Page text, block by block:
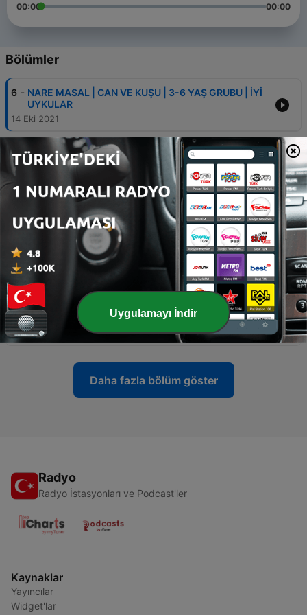
00:00 00:00
Bölümler
6 - NARE MASAL | CAN VE KUŞU | 3-6 YAŞ GRUBU | İYİ
UYKULAR
14 Eki 2021
02 | PULLU MERAK EDİYOR -DENİZATI | 0-6 YAŞ
MASAL | İYİ UYKULAR
09 Eyl 2021
4
01 | PULLU MERAK EDİYOR | DENİZ KESTANESİ | 0-6
YAŞ GRUBU | İYİ UYKULAR
09 Eyl 2021
3 - 03 | KAPLUMBAĞA AİLESİ - KAPLİŞ PİKNİĞE
GİDİYOR | 0-3 YAŞ GRUBU | İYİ UYKULAR
2 - 02 | KAPLUMBAĞA AİLESİ-KAPLİŞ KURABİYE
YAPIYOR | 0-6 YAŞ GRUBU | NARE MASAL
07 Eyl 2021
Daha fazla bölüm göster
Radyo
Radyo İstasyonları ve Podcast'ler
Kaynaklar
Yayıncılar
Widget'lar
Uygulamayı İndir